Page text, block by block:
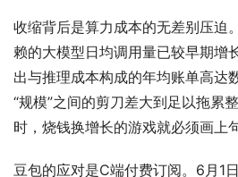
收缩背后是算力成本的无差别压迫
赖的大模型日均调用量已较早期增
出与推理成本构成的年均账单高达
“规模”之间的剪刀差大到足以拖累
时，烧钱换增长的游戏就必须画上句
豆包的应对是C端付费订阅。6月1